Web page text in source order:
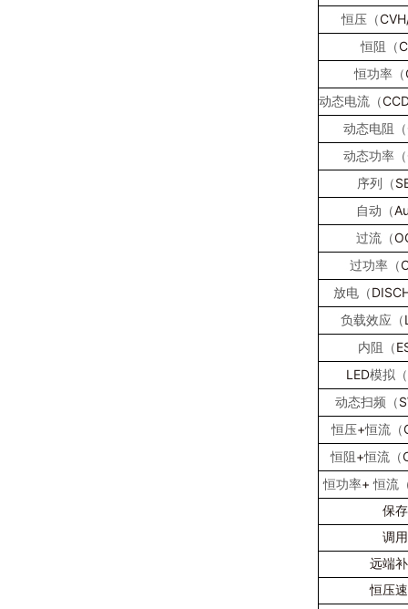
恒压（
恒阻（
恒功率（
动态电流（
动态电阻（
动态功率（
序列（
自动（
过流（
过功率（
放电（
负载效应（
内阻（
LED模拟（
动态扫频（
恒压+恒流（
恒阻 +恒流（
恒功率+恒流
保存
调用
远端
恒压